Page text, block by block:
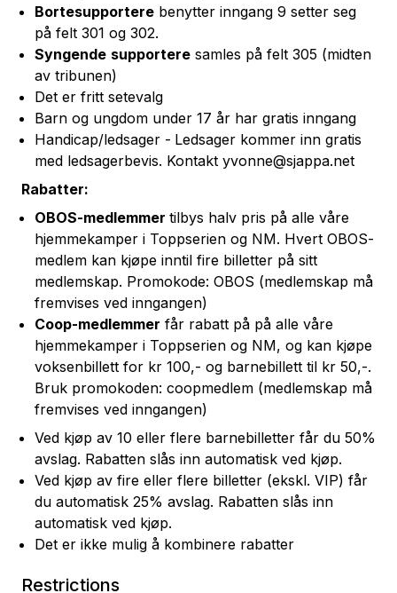
Bortesupportere benytter inngang 9 setter seg
på felt 301 og 302.
Syngende supportere samles på felt 305 (midten
av tribunen)
Det er fritt setevalg
Barn og ungdom under 17 år har gratis inngang
Handicap/ledsager - Ledsager kommer inn gratis
med ledsagerbevis. Kontakt yvonne@sjappa.net
Rabatter:
OBOS-medlemmer tilbys halv pris på alle våre
hjemmekamper i Toppserien og NM. Hvert OBOS-
medlem kan kjøpe inntil fire billetter på sitt
medlemskap. Promokode: OBOS (medlemskap må
fremvises ved inngangen)
Coop-medlemmer får rabatt på på alle våre
hjemmekamper i Toppserien og NM, og kan kjøpe
voksenbillett for kr 100,- og barnebillett til kr 50,-.
Bruk promokoden: coopmedlem (medlemskap må
fremvises ved inngangen)
Ved kjøp av 10 eller flere barnebilletter får du 50%
avslag. Rabatten slås inn automatisk ved kjøp.
Ved kjøp av fire eller flere billetter (ekskl. VIP) får
du automatisk 25% avslag. Rabatten slås inn
automatisk ved kjøp.
Det er ikke mulig å kombinere rabatter
Restrictions